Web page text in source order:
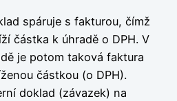
spáruje s fakturou, čímž
částka k úhradě o DPH. V
je potom taková faktura
částkou (o DPH).
doklad (závazek) na